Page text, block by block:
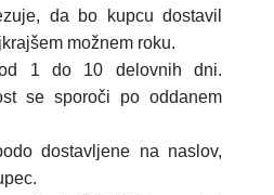
da bo kupcu dostavil
možnem roku.
1 do 10 delovnih dni.
se sporoči po oddanem
dostavljene na naslov,